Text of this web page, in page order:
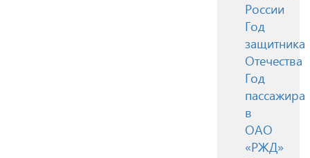
России
Год
защитника
Отечества
Год
пассажира
в
ОАО
«РЖД»